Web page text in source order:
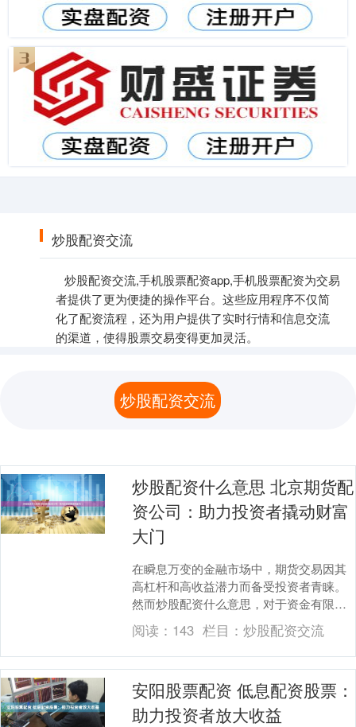
炒股配资交流
炒股配资交流,手机股票配资app,手机股票配资为交易
者提供了更为便捷的操作平台。这些应用程序不仅简
化了配资流程，还为用户提供了实时行情和信息交流
的渠道，使得股票交易变得更加灵活。
炒股配资交流
炒股配资什么意思 北京期货配
资公司：助力投资者撬动财富
大门
在瞬息万变的金融市场中，期货交易因其
高杠杆和高收益潜力而备受投资者青睐。
然而炒股配资什么意思，对于资金有限的
投资者来说，期货配资公司无疑是撬动财
富大门的利器。 ....
阅读： 143 栏目： 炒股配资交流
安阳股票配资 低息配资股票：
助力投资者放大收益